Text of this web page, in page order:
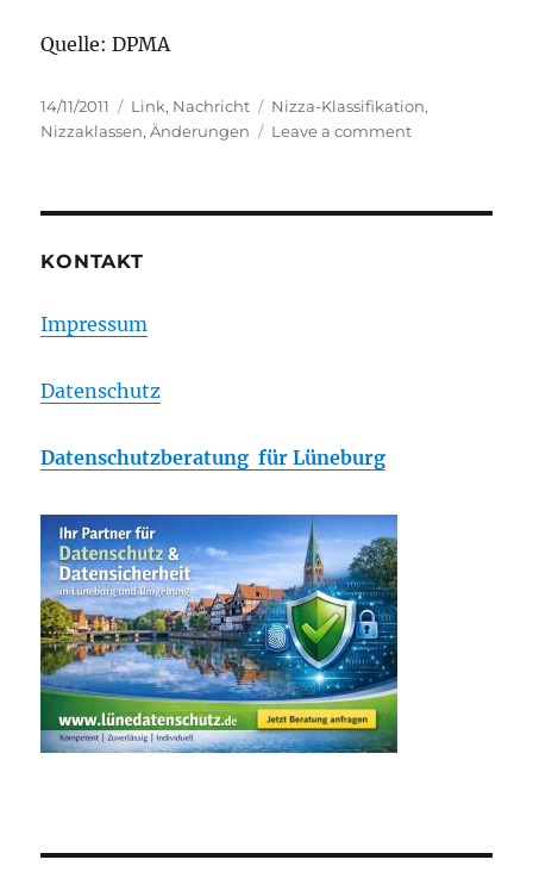
Quelle: DPMA
Posted
on
14/11/2011 Categories
Link, Nachricht Tags
Nizza-Klassifikation,
Nizzaklassen,Änderungen Leave a commenton
KONTAKT
Impressum
Datenschutz
Datenschutzberatung für Lüneburg